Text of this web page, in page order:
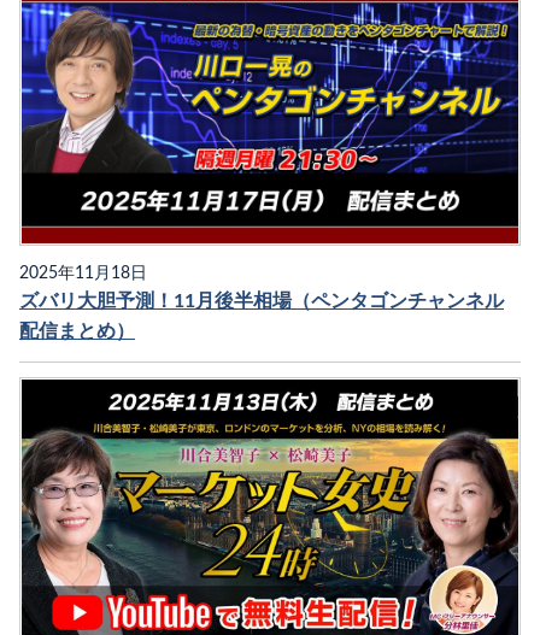
2025年11月18日
ズバリ大胆予測！11月後半相場（ペンタゴンチャンネル
配信まとめ）